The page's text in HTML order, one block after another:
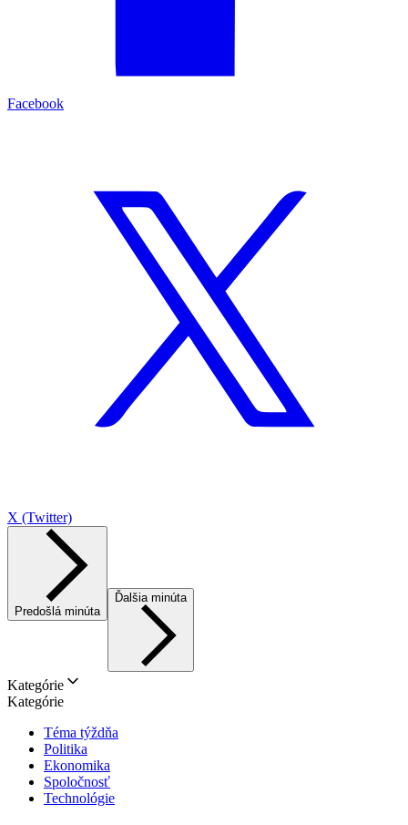
Facebook
X (Twitter)
Predošlá minúta
Ďalšia minúta
Kategórie
Kategórie
Téma týždňa
Politika
Ekonomika
Spoločnosť
Technológie